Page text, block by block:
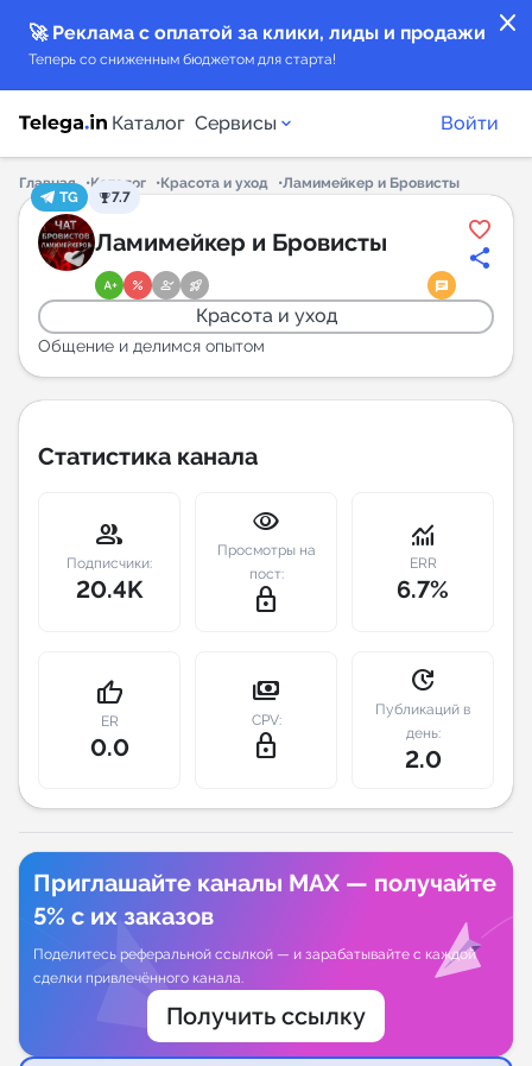
close
🚀 Реклама с оплатой за клики, лиды и продажи
Теперь со сниженным бюджетом для старта!
Каталог Сервисы
Каталог каналов
Каталог ботов
Горящие предложения
Индекс читаемости каналов в Telegram
New
Индивидуальное сопровождение
Войти
Главная Каталог Красота и уход
Ламимейкер и Бровисты
TG
7.7
Ламимейкер и Бровисты
Красота и уход
Общение и делимся опытом
Статистика канала
group
Подписчики:
20.4K
visibility
Просмотры на
пост:
lock_outline
monitoring
ERR
6.7%
thumb_up
ER
0.0
payments
CPV:
lock_outline
update
Публикаций в
день:
2.0
Приглашайте каналы MAX — получайте
5% с их заказов
Поделитесь реферальной ссылкой — и зарабатывайте с каждой
сделки привлечённого канала.
Получить ссылку